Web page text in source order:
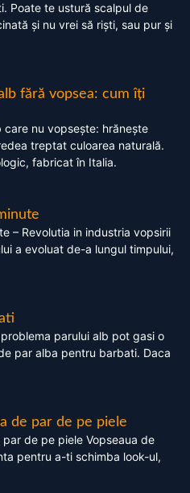
Poate te ustură scalpul de
și nu vrei să riști, sau pur și
fără vopsea: cum îți
nu vopsește: hrănește
treptat culoarea naturală.
fabricat în Italia.
– Revolutia in industria vopsirii
a evoluat de-a lungul timpului,
parului alb pot gasi o
par alba pentru barbati. Daca
de par de pe piele
de pe piele Vopseaua de
pentru a-ti schimba look-ul,